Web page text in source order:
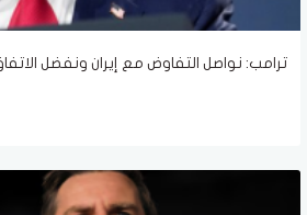
ترامب: نواصل التفاوض مع إيران ونفضل